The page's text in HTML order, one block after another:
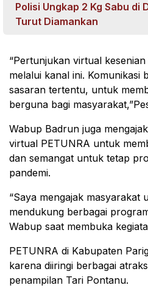
Polisi Ungkap 2 Kg Sabu di
Turut Diamankan
“Pertunjukan virtual
melalui kanal ini. Komunikasi
sasaran tertentu, untuk
berguna bagi
Wabup Badrun juga
virtual PETUNRA untuk
dan semangat untuk tetap
pandemi.
“Saya mengajak
mendukung berbagai
Wabup saat membuka
PETUNRA di Kabupaten
karena diiringi berbagai
penampilan Tari Pontanu.